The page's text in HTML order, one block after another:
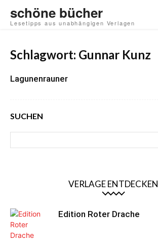
schöne bücher
Lesetipps aus unabhängigen Verlagen
Schlagwort: Gunnar Kunz
Lagunenrauner
SUCHEN
VERLAGE ENTDECKEN
Edition Roter Drache